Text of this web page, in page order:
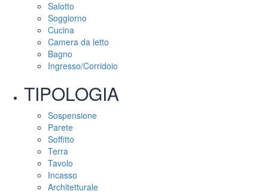
Salotto
Soggiorno
Cucina
Camera da letto
Bagno
Ingresso/Corridoio
TIPOLOGIA
Sospensione
Parete
Soffitto
Terra
Tavolo
Incasso
Architetturale